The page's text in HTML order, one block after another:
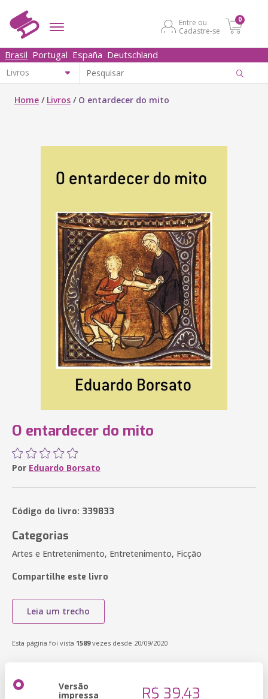
Entre ou
Cadastre-se
0
Brasil Portugal España Deutschland
Home / Livros / O entardecer do mito
O entardecer do mito
Por Eduardo Borsato
Código do livro: 339833
Categorias
Artes e Entretenimento, Entretenimento, Ficção
Compartilhe este livro
Leia um trecho
Esta página foi vista 1589vezes desde 20/09/2020
Versão
impressa R$ 39,43